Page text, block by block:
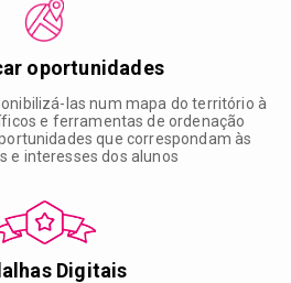
oportunidades
las num mapa do território à
e ferramentas de ordenação
que correspondam às
e interesses dos alunos
Digitais